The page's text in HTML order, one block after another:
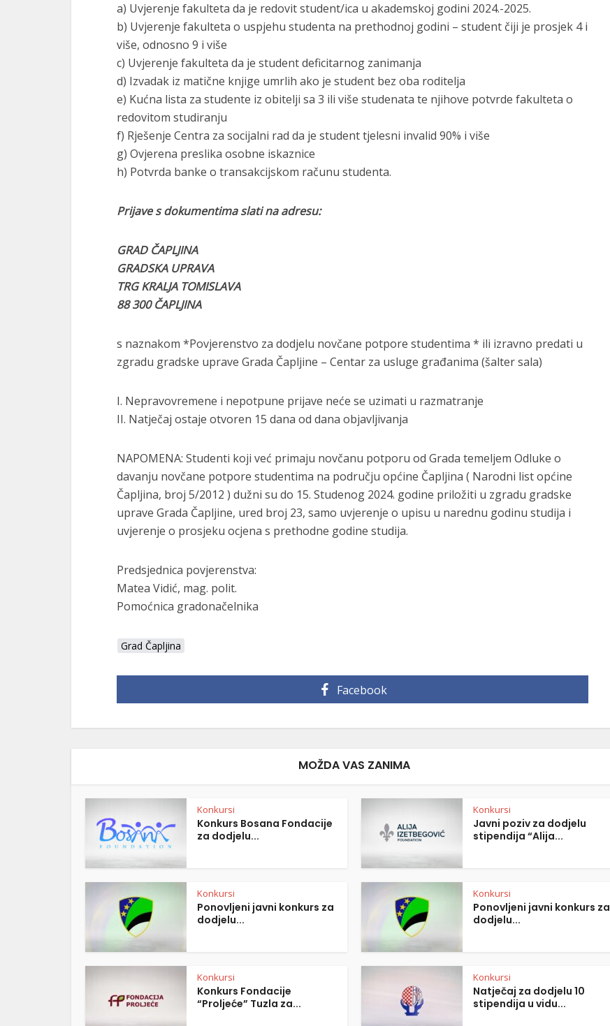
a) Uvjerenje fakulteta da je redovit student/ica u akademskoj godini 2024.-2025.
b) Uvjerenje fakulteta o uspjehu studenta na prethodnoj godini – student čiji je prosjek 4 i
više, odnosno 9 i više
c) Uvjerenje fakulteta da je student deficitarnog zanimanja
d) Izvadak iz matične knjige umrlih ako je student bez oba roditelja
e) Kućna lista za studente iz obitelji sa 3 ili više studenata te njihove potvrde fakulteta o
redovitom studiranju
f) Rješenje Centra za socijalni rad da je student tjelesni invalid 90% i više
g) Ovjerena preslika osobne iskaznice
h) Potvrda banke o transakcijskom računu studenta.
Prijave s dokumentima slati na adresu:
GRAD ČAPLJINA
GRADSKA UPRAVA
TRG KRALJA TOMISLAVA
88 300 ČAPLJINA
s naznakom *Povjerenstvo za dodjelu novčane potpore studentima * ili izravno predati u
zgradu gradske uprave Grada Čapljine – Centar za usluge građanima (šalter sala)
I. Nepravovremene i nepotpune prijave neće se uzimati u razmatranje
II. Natječaj ostaje otvoren 15 dana od dana objavljivanja
NAPOMENA: Studenti koji već primaju novčanu potporu od Grada temeljem Odluke o
davanju novčane potpore studentima na području općine Čapljina ( Narodni list općine
Čapljina, broj 5/2012 ) dužni su do 15. Studenog 2024. godine priložiti u zgradu gradske
uprave Grada Čapljine, ured broj 23, samo uvjerenje o upisu u narednu godinu studija i
uvjerenje o prosjeku ocjena s prethodne godine studija.
Predsjednica povjerenstva:
Matea Vidić, mag. polit.
Pomoćnica gradonačelnika
Grad Čapljina
Facebook
MOŽDA VAS ZANIMA
Konkursi
Konkurs Bosana Fondacije
za dodjelu...
Konkursi
Javni poziv za dodjelu
stipendija “Alija...
Konkursi
Ponovljeni javni konkurs za
dodjelu...
Konkursi
Ponovljeni javni konkurs za
dodjelu...
Konkursi
Konkurs Fondacije
“Proljeće” Tuzla za...
Konkursi
Natječaj za dodjelu 10
stipendija u vidu...